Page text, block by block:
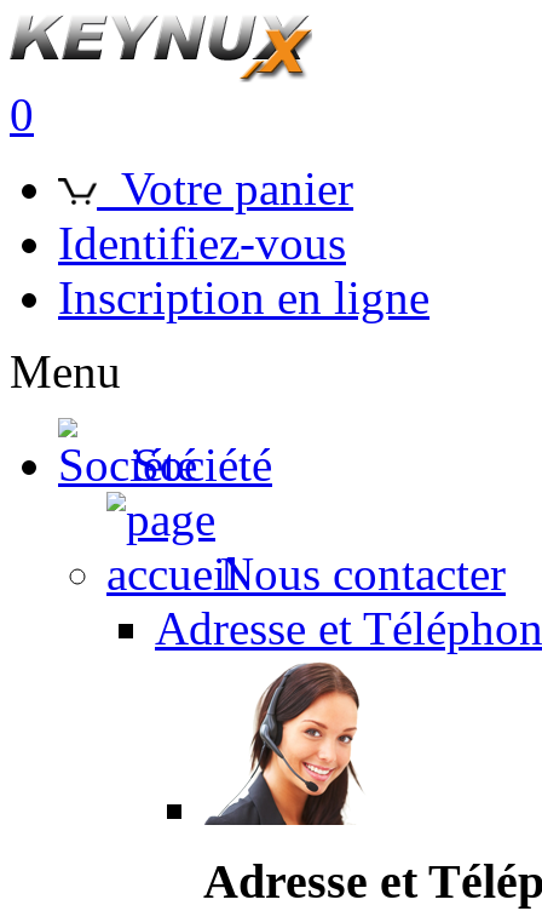
0
Votre panier
Identifiez-vous
Inscription en ligne
Menu
Société
Nous contacter
Adresse et
Adresse et